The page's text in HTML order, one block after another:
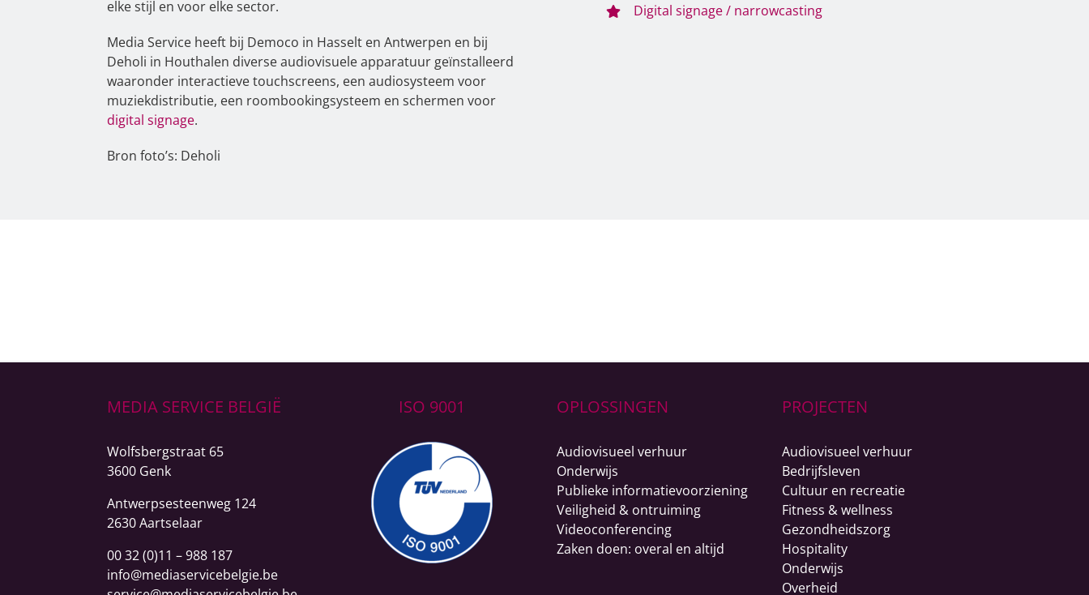
elke stijl en voor elke sector.
Media Service heeft bij Democo in Hasselt en Antwerpen en bij
Deholi in Houthalen diverse audiovisuele apparatuur geïnstalleerd
waaronder interactieve touchscreens, een audiosysteem voor
muziekdistributie, een roombookingsysteem en schermen voor
digital signage.
Bron foto’s: Deholi
Digital signage / narrowcasting
MEDIA SERVICE BELGIË
Wolfsbergstraat 65
3600 Genk
Antwerpsesteenweg 124
2630 Aartselaar
00 32 (0)11 – 988 187
info@mediaservicebelgie.be
ISO 9001 OPLOSSINGEN
Audiovisueel verhuur
Onderwijs
Publieke informatievoorziening
Veiligheid & ontruiming
Videoconferencing
Zaken doen: overal en altijd
PROJECTEN
Audiovisueel verhuur
Bedrijfsleven
Cultuur en recreatie
Fitness & wellness
Gezondheidszorg
Hospitality
Onderwijs
Overheid